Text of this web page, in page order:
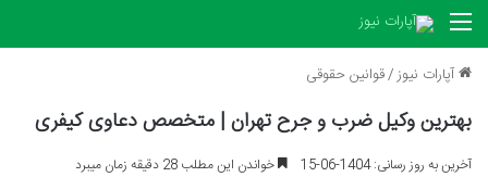
منو
آپارات نیوز/قوانین حقوقی
بهترین وکیل ضرب و جرح تهران | متخصص دعاوی کیفری
آخرین به روز رسانی: 1404-06-15 خواندن این مطلب 28 دقیقه زمان میبرد